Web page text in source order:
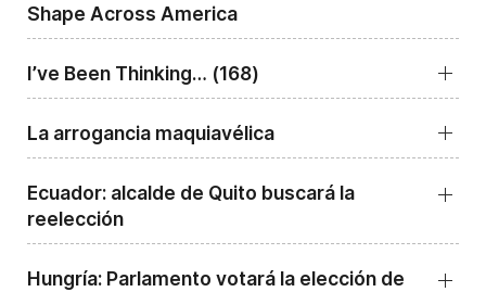
Shape Across America
I’ve Been Thinking… (168)
La arrogancia maquiavélica
Ecuador: alcalde de Quito buscará la
reelección
Hungría: Parlamento votará la elección de